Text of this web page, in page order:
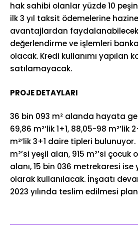
hak sahibi olanlar yüzde 10
ilk 3 yıl taksit ödemelerine
avantajlardan
değerlendirme ve işlemleri
olacak. Kredi kullanımı yapılan
satılamayacak.
PROJE DETAYLARI
36 bin 093 m² alanda hayata
69,86 m²‘lik 1+1, 88,05-98 m²’lik
m²‘lik 3+1 daire tipleri
m²’si yeşil alan, 915 m²’si çocuk
alanı, 15 bin 036 metrekaresi
olarak kullanılacak. İnşaatı
2023 yılında teslim edilmesi